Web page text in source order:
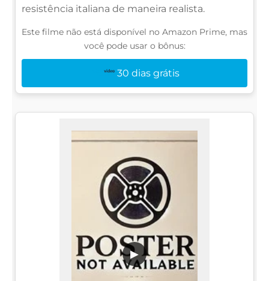
resistência italiana de maneira realista.
Este filme não está disponível no Amazon Prime, mas
você pode usar o bônus:
30 dias grátis
▶